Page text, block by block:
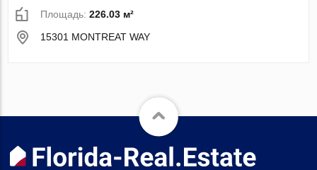
Площадь:226.03 м²
15301 MONTREAT WAY